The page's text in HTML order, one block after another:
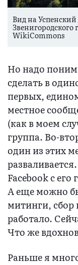
Вид на
WikiCommons
Но надо
сделать в
первых,
местное
(как в моем
группа. Во-
один из этих
Facebook с
А еще можно
митинги, сбор
работало.
Что же
Раньше я